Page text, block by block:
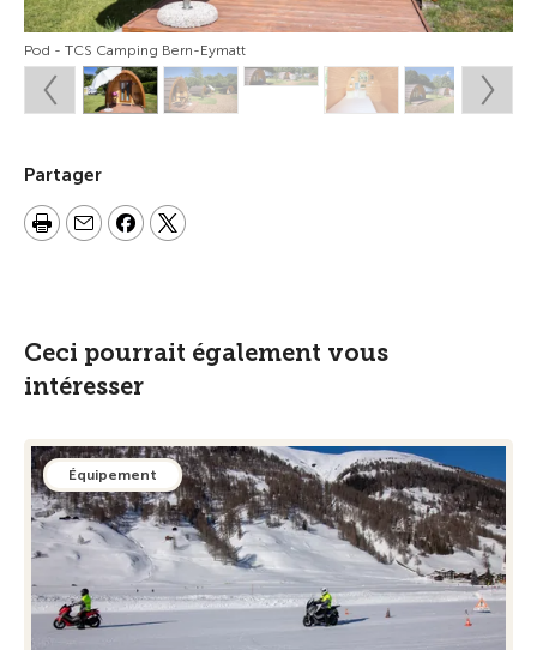
Pod - TCS Camping Bern-Eymatt
Partager
Ceci pourrait également vous
intéresser
Équipement